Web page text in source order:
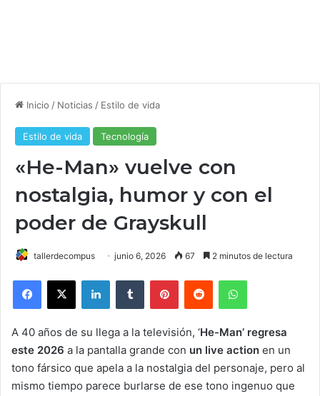
Inicio / Noticias / Estilo de vida
Estilo de vida Tecnología
«He-Man» vuelve con
nostalgia, humor y con el
poder de Grayskull
tallerdecompus junio 6, 2026 67 2 minutos de lectura
A 40 años de su llega a la televisión, ‘He-Man’ regresa
este 2026 a la pantalla grande con un live action en un
tono fársico que apela a la nostalgia del personaje, pero al
mismo tiempo parece burlarse de ese tono ingenuo que